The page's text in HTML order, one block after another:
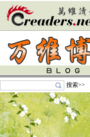
搜索>>